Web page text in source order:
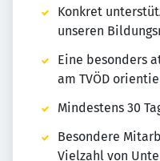
Konkret
unseren
Eine besonders
am TVÖD
Mindestens 30
Besondere
Vielzahl von